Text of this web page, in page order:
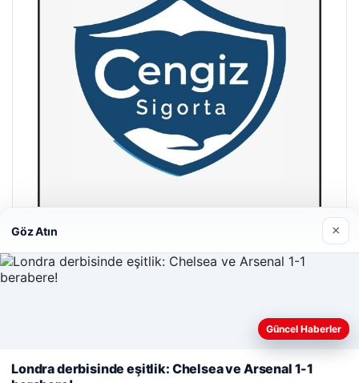
Hastaş Beton
26/05/2026
Web sitemizi nasıl kullandığınızı daha iyi anlayabilmek,
kullanıyoruz.Çerez Politikamız
Göz Atın ×
Güncel Haberler
Londra derbisinde eşitlik: Chelsea ve Arsenal 1-1